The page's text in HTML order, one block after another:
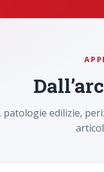
patologie edilizie,